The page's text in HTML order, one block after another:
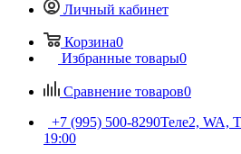
Личный кабинет
Корзина0
Избранные товары0
Сравнение товаров0
+7 (995) 500-8290Теле2, WA,
19:00